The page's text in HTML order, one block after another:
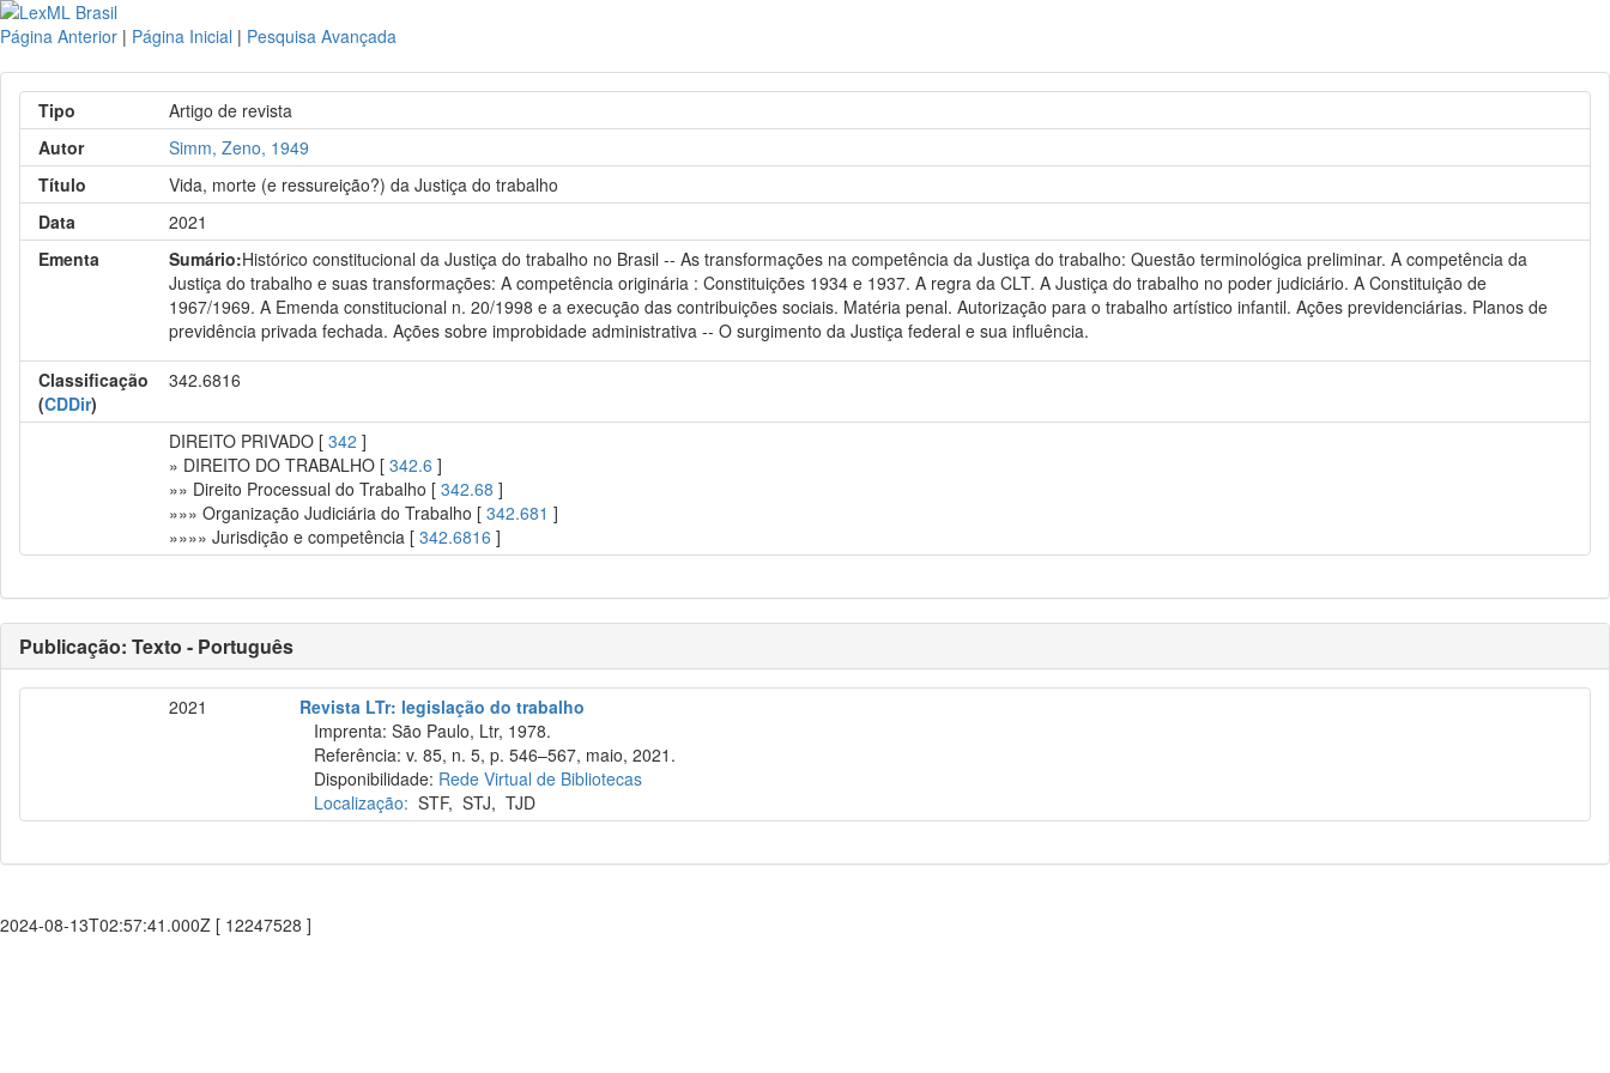
Página Anterior | Página Inicial | Pesquisa Avançada
Tipo
Artigo de revista
Autor
Simm, Zeno, 1949
Título
Vida, morte (e ressureição?) da Justiça do trabalho
Data
2021
Ementa
Sumário:Histórico constitucional da Justiça do trabalho no Brasil -- As transformações na competência da Justiça do trabalho: Questão terminológica preliminar. A competência da
Justiça do trabalho e suas transformações: A competência originária : Constituições 1934 e 1937. A regra da CLT. A Justiça do trabalho no poder judiciário. A Constituição de
1967/1969. A Emenda constitucional n. 20/1998 e a execução das contribuições sociais. Matéria penal. Autorização para o trabalho artístico infantil. Ações previdenciárias. Planos de
previdência privada fechada. Ações sobre improbidade administrativa -- O surgimento da Justiça federal e sua influência.
Classificação
(CDDir)
342.6816
DIREITO PRIVADO [342 ]
» DIREITO DO TRABALHO [342.6 ]
»» Direito Processual do Trabalho [342.68 ]
»»» Organização Judiciária do Trabalho [342.681 ]
»»»» Jurisdição e competência [342.6816 ]
Publicação: Texto - Português
2021
Revista LTr: legislação do trabalho
Imprenta: São Paulo, Ltr, 1978.
Referência: v. 85, n. 5, p. 546–567, maio, 2021.
Disponibilidade: Rede Virtual de Bibliotecas
Localização: STF,STJ,TJD
2024-08-13T02:57:41.000Z [ 12247528 ]